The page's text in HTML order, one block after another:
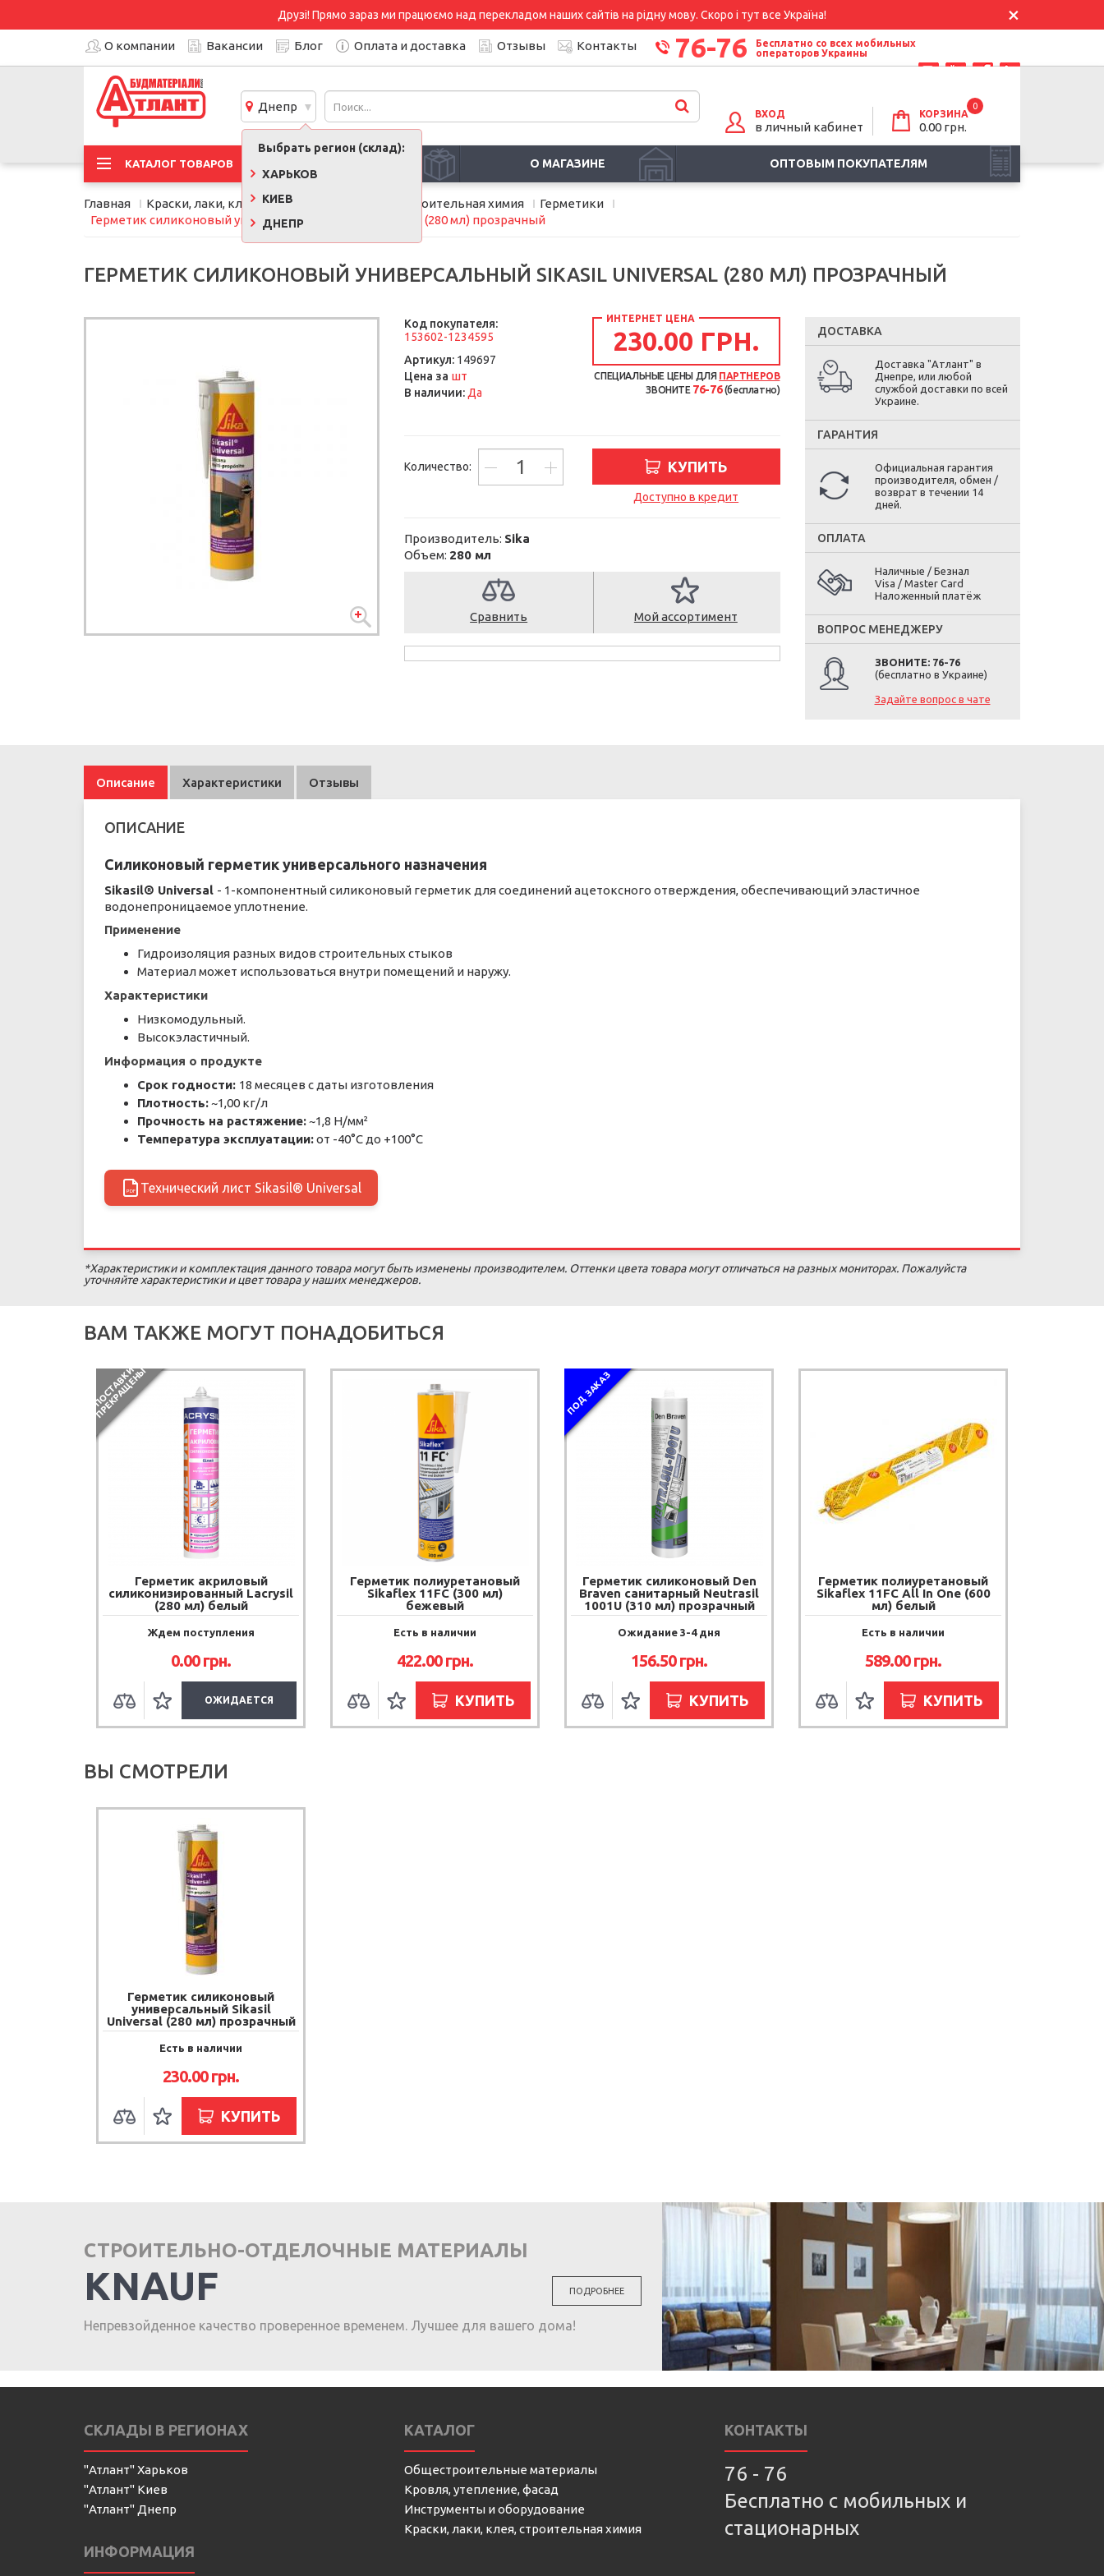
Друзі! Прямо зараз ми працюємо над перекладом наших сайтів на рідну мову. Скоро і тут все Україна!
О компании Вакансии Блог Оплата и доставка Отзывы Контакты 76-76
Бесплатно со всех мобильных
операторов Украины
Днепр
Выбрать регион (склад):
ХАРЬКОВ
КИЕВ
ДНЕПР
ВХОД
в личный кабинет
КОРЗИНА
0
0.00 грн.
КАТАЛОГ ТОВАРОВ О МАГАЗИНЕ ОПТОВЫМ ПОКУПАТЕЛЯМ
Главная Краски, лаки, клеи, строительная химия Строительная химия
Герметики
Герметик силиконовый универсальный Sikasil Universal (280 мл) прозрачный
ГЕРМЕТИК СИЛИКОНОВЫЙ УНИВЕРСАЛЬНЫЙ SIKASIL UNIVERSAL (280 МЛ) ПРОЗРАЧНЫЙ
Код покупателя:
153602-1234595
Артикул: 149697
Цена за шт
В наличии: Да
ИНТЕРНЕТ ЦЕНА
230.00 ГРН.
СПЕЦИАЛЬНЫЕ ЦЕНЫ ДЛЯ ПАРТНЕРОВ
ЗВОНИТЕ 76-76(бесплатно)
Количество: КУПИТЬ
Доступно в кредит
Производитель: Sika
Объем: 280 мл
Сравнить Мой ассортимент
ДОСТАВКА
Доставка "Атлант" в
Днепре, или любой
службой доставки по всей
Украине.
ГАРАНТИЯ
Официальная гарантия
производителя, обмен /
возврат в течении 14
дней.
ОПЛАТА
Наличные / Безнал
Visa / Master Card
Наложенный платёж
ВОПРОС МЕНЕДЖЕРУ
ЗВОНИТЕ: 76-76
(бесплатно в Украине)
Задайте вопрос в чате
Описание Характеристики Отзывы
ОПИСАНИЕ
Силиконовый герметик универсального назначения
Sikasil® Universal - 1-компонентный силиконовый герметик для соединений ацетоксного отверждения, обеспечивающий эластичное
водонепроницаемое уплотнение.
Применение
Гидроизоляция разных видов строительных стыков
Материал может использоваться внутри помещений и наружу.
Характеристики
Низкомодульный.
Высокэластичный.
Информация о продукте
Срок годности: 18 месяцев с даты изготовления
Плотность:~1,00 кг/л
Прочность на растяжение:~1,8 Н/мм²
Температура эксплуатации:от -40°C до +100°C
PDF Технический лист Sikasil® Universal
*Характеристики и комплектация данного товара могут быть изменены производителем. Оттенки цвета товара могут отличаться на разных мониторах. Пожалуйста
уточняйте характеристики и цвет товара у наших менеджеров.
ВАМ ТАКЖЕ МОГУТ ПОНАДОБИТЬСЯ
П
О
С
Т
А
В
К
И
П
Р
Е
К
Р
А
Щ
Е
Н
Ы
Герметик акриловый
силиконизированный Lacrysil
(280 мл) белый
Ждем поступления
0.00грн.
ОЖИДАЕТСЯ
Герметик полиуретановый
Sikaflex 11FC (300 мл)
бежевый
Есть в наличии
422.00грн.
КУПИТЬ
ПОД ЗАКАЗ
Герметик силиконовый Den
Braven санитарный Neutrasil
1001U (310 мл) прозрачный
Ожидание 3-4 дня
156.50грн.
КУПИТЬ
Герметик полиуретановый
Sikaflex 11FC All In One (600
мл) белый
Есть в наличии
589.00грн.
КУПИТЬ
ВЫ СМОТРЕЛИ
Герметик силиконовый
универсальный Sikasil
Universal (280 мл) прозрачный
Есть в наличии
230.00грн.
КУПИТЬ
СТРОИТЕЛЬНО-ОТДЕЛОЧНЫЕ МАТЕРИАЛЫ
KNAUF
Непревзойденное качество проверенное временем. Лучшее для вашего дома!
ПОДРОБНЕЕ
СКЛАДЫ В РЕГИОНАХ
"Атлант" Харьков
"Атлант" Киев
"Атлант" Днепр
ИНФОРМАЦИЯ
КАТАЛОГ
Общестроительные материалы
Кровля, утепление, фасад
Инструменты и оборудование
Краски, лаки, клея, строительная химия
КОНТАКТЫ
76 - 76
Бесплатно с мобильных и
стационарных